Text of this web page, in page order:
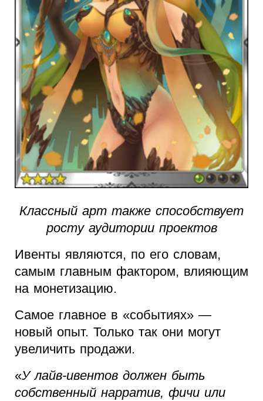
Классный арт также способствует
росту аудитории проектов
Ивенты являются, по его словам,
самым главным фактором, влияющим
на монетизацию.
Самое главное в «событиях» —
новый опыт. Только так они могут
увеличить продажи.
«У лайв-ивентов должен быть
собственный нарратив, фичи или